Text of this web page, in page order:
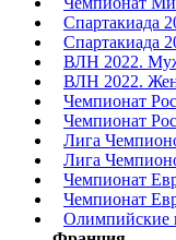
Спартакиада
Спартакиада
ВЛН 2022.
ВЛН 2022.
Чемпионат
Чемпионат
Лига
Лига
Чемпионат
Чемпионат